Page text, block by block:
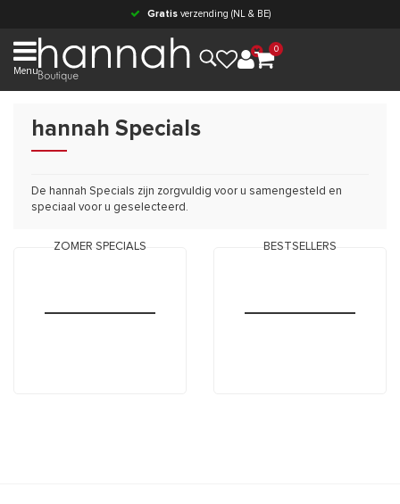
Gratisverzending (NL & BE)
Menu
0
hannah Specials
De hannah Specials zijn zorgvuldig voor u samengesteld en
speciaal voor u geselecteerd.
ZOMER SPECIALS BESTSELLERS